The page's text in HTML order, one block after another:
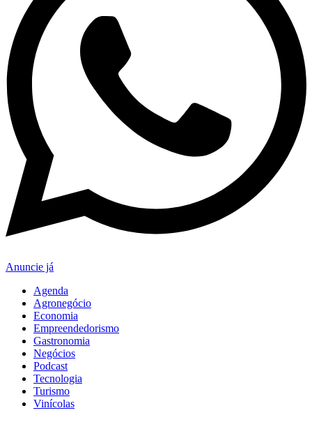
Anuncie já
Agenda
Agronegócio
Economia
Empreendedorismo
Gastronomia
Negócios
Podcast
Tecnologia
Turismo
Vinícolas